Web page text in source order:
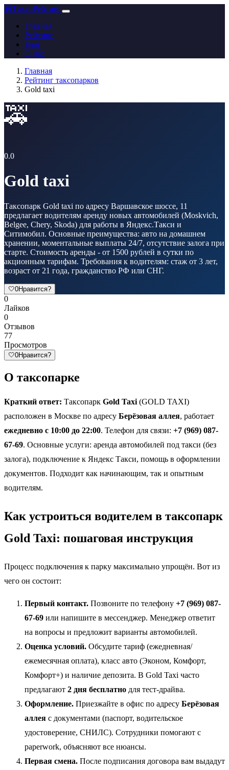
🚕ТаксоРейтинг
Главная
Рейтинг
Блог
О нас
Главная
Рейтинг таксопарков
Gold taxi
🚕
0.0
Gold taxi
Таксопарк Gold taxi по адресу Варшавское шоссе, 11
предлагает водителям аренду новых автомобилей (Moskvich,
Belgee, Chery, Skoda) для работы в Яндекс.Такси и
Ситимобил. Основные преимущества: авто на домашнем
хранении, моментальные выплаты 24/7, отсутствие залога при
старте. Стоимость аренды - от 1500 рублей в сутки по
акционным тарифам. Требования к водителям: стаж от 3 лет,
возраст от 21 года, гражданство РФ или СНГ.
🤍0Нравится?
0
Лайков
0
Отзывов
77
Просмотров
🤍0Нравится?
О таксопарке
Краткий ответ: Таксопарк Gold Taxi (GOLD TAXI)
расположен в Москве по адресу Берёзовая аллея, работает
ежедневно с 10:00 до 22:00. Телефон для связи: +7 (969) 087-
67-69. Основные услуги: аренда автомобилей под такси (без
залога), подключение к Яндекс Такси, помощь в оформлении
документов. Подходит как начинающим, так и опытным
водителям.
Как устроиться водителем в таксопарк
Gold Taxi: пошаговая инструкция
Процесс подключения к парку максимально упрощён. Вот из
чего он состоит:
Первый контакт. Позвоните по телефону +7 (969) 087-
67-69 или напишите в мессенджер. Менеджер ответит
на вопросы и предложит варианты автомобилей.
Оценка условий. Обсудите тариф (ежедневная/
ежемесячная оплата), класс авто (Эконом, Комфорт,
Комфорт+) и наличие депозита. В Gold Taxi часто
предлагают 2 дня бесплатно для тест-драйва.
Оформление. Приезжайте в офис по адресу Берёзовая
аллея с документами (паспорт, водительское
удостоверение, СНИЛС). Сотрудники помогают с
paperwork, объясняют все нюансы.
Первая смена. После подписания договора вам выдадут